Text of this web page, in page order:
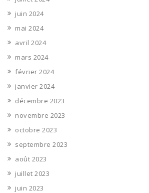
juin 2024
mai 2024
avril 2024
mars 2024
février 2024
janvier 2024
décembre 2023
novembre 2023
octobre 2023
septembre 2023
août 2023
juillet 2023
juin 2023